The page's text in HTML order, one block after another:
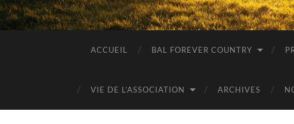
ACCUEIL BAL FOREVER COUNTRY
VIE DE L’ASSOCIATION ARCHIVES